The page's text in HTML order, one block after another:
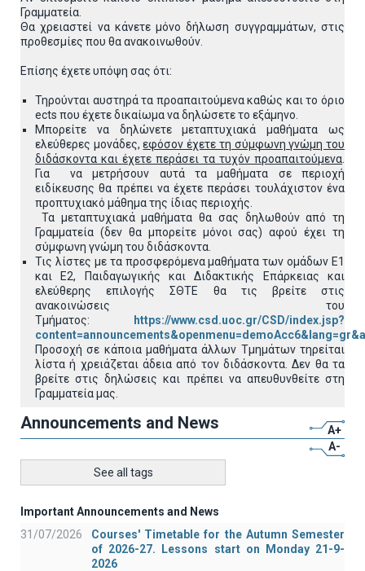
Γραμματεία.
Θα χρειαστεί να κάνετε μόνο δήλωση συγγραμμάτων, στις
προθεσμίες που θα ανακοινωθούν.
Επίσης έχετε υπόψη σας ότι:
Τηρούνται αυστηρά τα προαπαιτούμενα καθώς και το όριο
ects που έχετε δικαίωμα να δηλώσετε το εξάμηνο.
Μπορείτε να δηλώνετε μεταπτυχιακά μαθήματα ως
ελεύθερες μονάδες,εφόσον έχετε τη σύμφωνη γνώμη του
διδάσκοντα και έχετε περάσει τα τυχόν προαπαιτούμενα
Για να μετρήσουν αυτά τα μαθήματα σε περιοχή
ειδίκευσης θα πρέπει να έχετε περάσει τουλάχιστον ένα
προπτυχιακό μάθημα της ίδιας περιοχής.
Τα μεταπτυχιακά μαθήματα θα σας δηλωθούν από τη
Γραμματεία (δεν θα μπορείτε μόνοι σας) αφού έχει τη
σύμφωνη γνώμη του διδάσκοντα.
Τις λίστες με τα προσφερόμενα μαθήματα των ομάδων Ε1
και Ε2, Παιδαγωγικής και Διδακτικής Επάρκειας και
ελεύθερης επιλογής ΣΘΤΕ θα τις βρείτε στις
ανακοινώσεις του
Τμήματος:
https://www.csd.uoc.gr/CSD/index.jsp?
Προσοχή σε κάποια μαθήματα άλλων Τμημάτων τηρείται
λίστα ή χρειάζεται άδεια από τον διδάσκοντα. Δεν θα τα
βρείτε στις δηλώσεις και πρέπει να απευθυνθείτε στη
Γραμματεία μας.
Announcements and News
A+
A-
See all tags
Important Announcements and News
31/07/2026
Courses' Timetable for the Autumn Semester
of 2026-27. Lessons start on Monday 21-9-
2026